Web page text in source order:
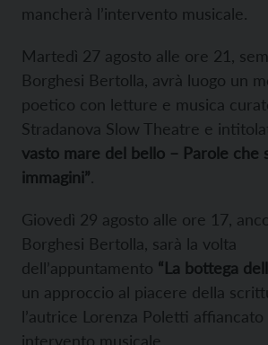
mancherà l’intervento musicale.
Martedì 27 agosto alle ore 21,
Borghesi Bertolla, avrà luogo un
poetico con letture e musica
Stradanova Slow Theatre e
vasto mare del bello – Parole che
immagini”.
Giovedì 29 agosto alle ore 17,
Borghesi Bertolla, sarà la volta
dell’appuntamento “La bottega
un approccio al piacere della
l’autrice Lorenza Poletti affiancato
intervento musicale.